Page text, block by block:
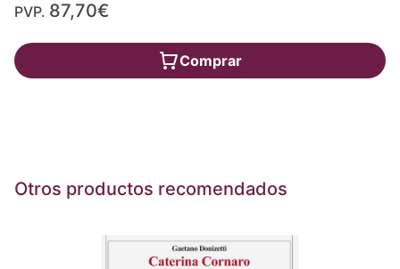
PVP. 87,70€
Comprar
Otros productos recomendados